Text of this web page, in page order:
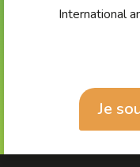
International
Je